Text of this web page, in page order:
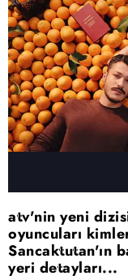
atv'nin yeni
oyuncuları
Sancaktutan'ın
yeri detayları...